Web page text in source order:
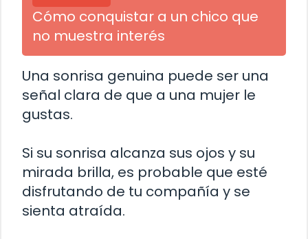
Cómo conquistar a un chico que
no muestra interés
Una sonrisa genuina puede ser una
señal clara de que a una mujer le
gustas.
Si su sonrisa alcanza sus ojos y su
mirada brilla, es probable que esté
disfrutando de tu compañía y se
sienta atraída.